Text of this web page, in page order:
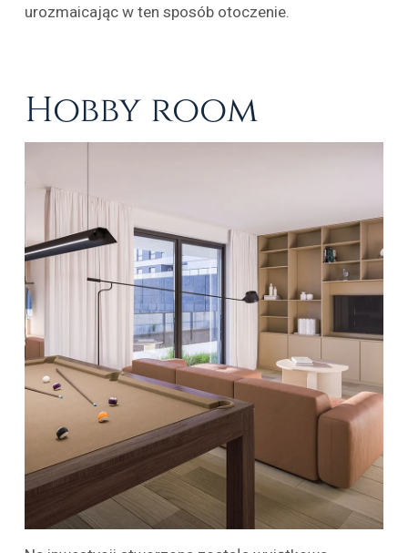
urozmaicając w ten sposób otoczenie.
Hobby room